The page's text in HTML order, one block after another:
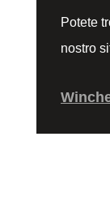
Potete
nostro